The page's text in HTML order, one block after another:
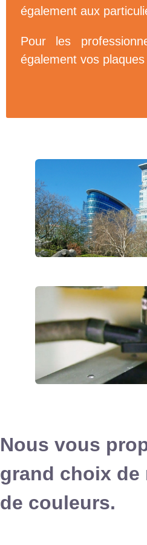
également aux
Pour les
également vos
Nous vous
grand choix de
de couleurs.